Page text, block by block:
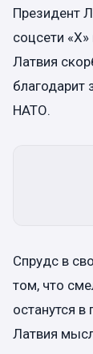
Президент
соцсети
Латвия
благодарит
НАТО.
Спрудс в
том, что
останутся
Латвия